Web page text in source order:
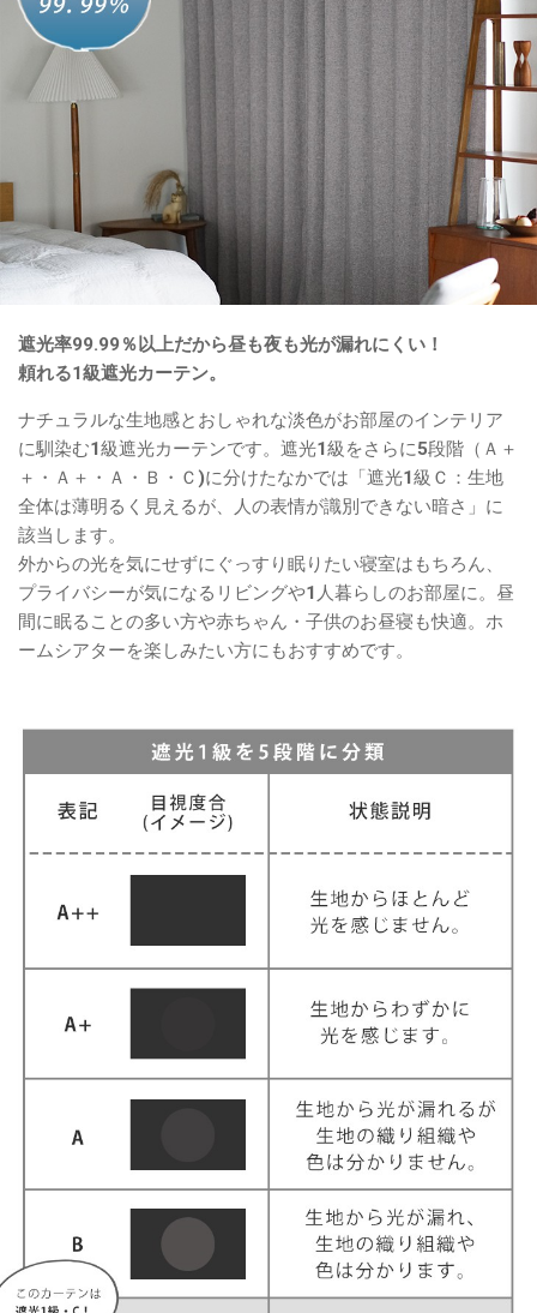
遮光率99.99％以上だから昼も夜も光が漏れにくい！
頼れる1級遮光カーテン。
ナチュラルな生地感とおしゃれな淡色がお部屋のインテリア
に馴染む1級遮光カーテンです。遮光1級をさらに5段階（Ａ＋
＋・Ａ＋・Ａ・Ｂ・Ｃ)に分けたなかでは「遮光1級Ｃ：生地
全体は薄明るく見えるが、人の表情が識別できない暗さ」に
該当します。
外からの光を気にせずにぐっすり眠りたい寝室はもちろん、
プライバシーが気になるリビングや1人暮らしのお部屋に。昼
間に眠ることの多い方や赤ちゃん・子供のお昼寝も快適。ホ
ームシアターを楽しみたい方にもおすすめです。